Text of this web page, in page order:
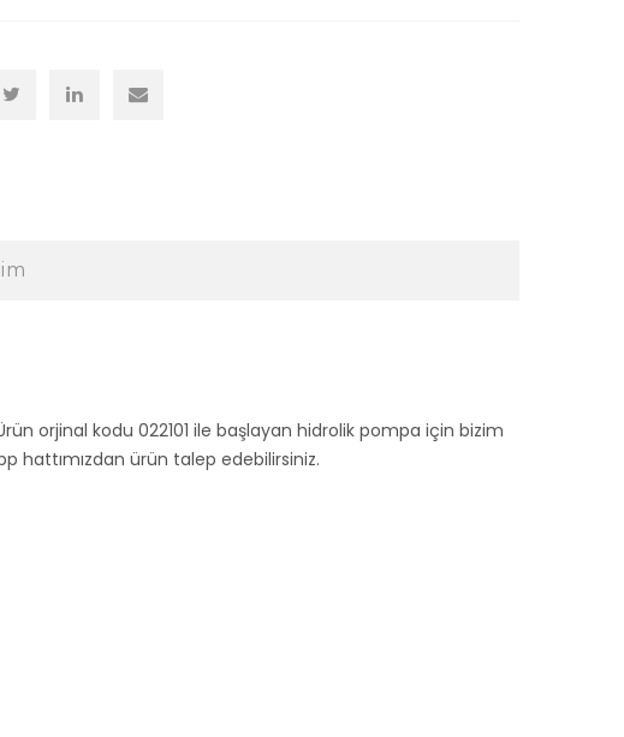
orjinal kodu 022101 ile başlayan hidrolik pompa için bizim
hattımızdan ürün talep edebilirsiniz.